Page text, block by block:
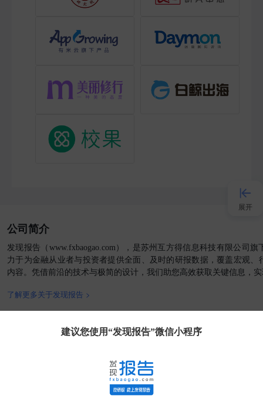
公司简介
发现报告（www.fxbaogao.com），是苏州互方得信息科技有限公司
力于为金融从业者与投资者提供全面、及时的研报数据，覆盖宏观、
内容。凭借前沿的技术与极简的设计，我们助您高效获取关键信息，
了解更多关于发现报告 >
客户端
建议您使用“发现报告”微信小程序
展开
接入AI
小程序
APP